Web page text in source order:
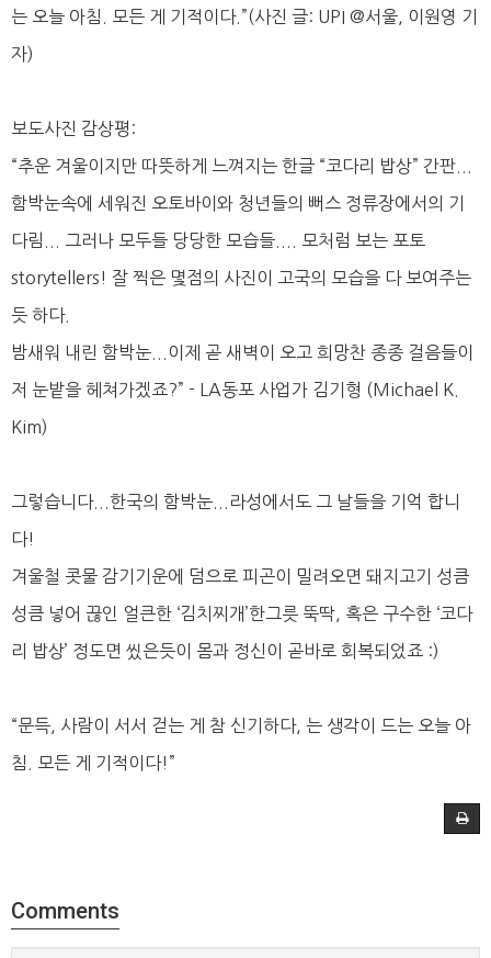
는 오늘 아침. 모든 게 기적이다.”(사진 글: UPI @서울, 이원영 기
자)
보도사진 감상평:
“추운 겨울이지만 따뜻하게 느껴지는 한글 “코다리 밥상” 간판...
함박눈속에 세워진 오토바이와 청년들의 뻐스 정류장에서의 기
다림... 그러나 모두들 당당한 모습들.... 모처럼 보는 포토
storytellers! 잘 찍은 몇점의 사진이 고국의 모습을 다 보여주는
듯 하다.
밤새워 내린 함박눈...이제 곧 새벽이 오고 희망찬 종종 걸음들이
저 눈밭을 헤쳐가겠죠?” - LA동포 사업가 김기형 (Michael K.
Kim)
그렇습니다...한국의 함박눈...라성에서도 그 날들을 기억 합니
다!
겨울철 콧물 감기기운에 덤으로 피곤이 밀려오면 돼지고기 성큼
성큼 넣어 끊인 얼큰한 ‘김치찌개’한그릇 뚝딱, 혹은 구수한 ‘코다
리 밥상’ 정도면 씼은듯이 몸과 정신이 곧바로 회복되었죠 :)
“문득, 사람이 서서 걷는 게 참 신기하다, 는 생각이 드는 오늘 아
침. 모든 게 기적이다!”
Comments